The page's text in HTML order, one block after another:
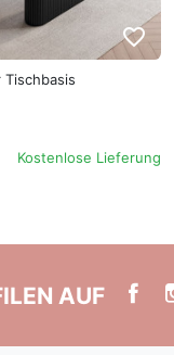
favorite_border
Kostenlose Lieferung
AUF